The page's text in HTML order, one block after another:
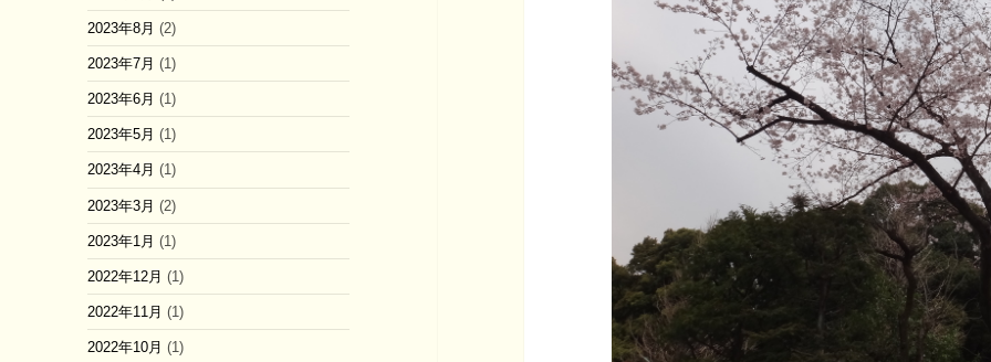
2023年8月 (2)
2023年7月 (1)
2023年6月 (1)
2023年5月 (1)
2023年4月 (1)
2023年3月 (2)
2023年1月 (1)
2022年12月 (1)
2022年11月 (1)
2022年10月 (1)